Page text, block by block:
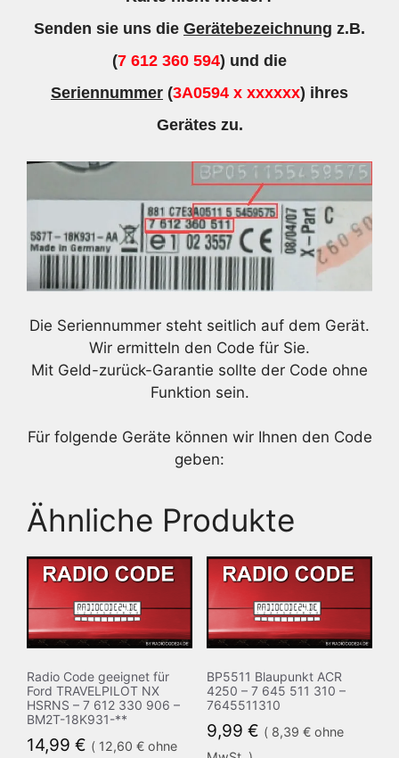
Senden sie uns die Gerätebezeichnung z.B.
(7 612 360 594) und die
Seriennummer (3A0594 x xxxxxx) ihres
Gerätes zu.
Die Seriennummer steht seitlich auf dem Gerät.
Wir ermitteln den Code für Sie.
Mit Geld-zurück-Garantie sollte der Code ohne
Funktion sein.
Für folgende Geräte können wir Ihnen den Code
geben:
Ähnliche Produkte
Radio Code geeignet für
Ford TRAVELPILOT NX
HSRNS – 7 612 330 906 –
BM2T-18K931-**
14,99 € ( 12,60 € ohne
BP5511 Blaupunkt ACR
4250 – 7 645 511 310 –
7645511310
9,99 € ( 8,39 €ohne